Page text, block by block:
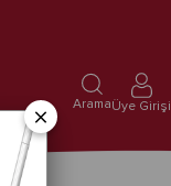
AramaÜye Girişi
×